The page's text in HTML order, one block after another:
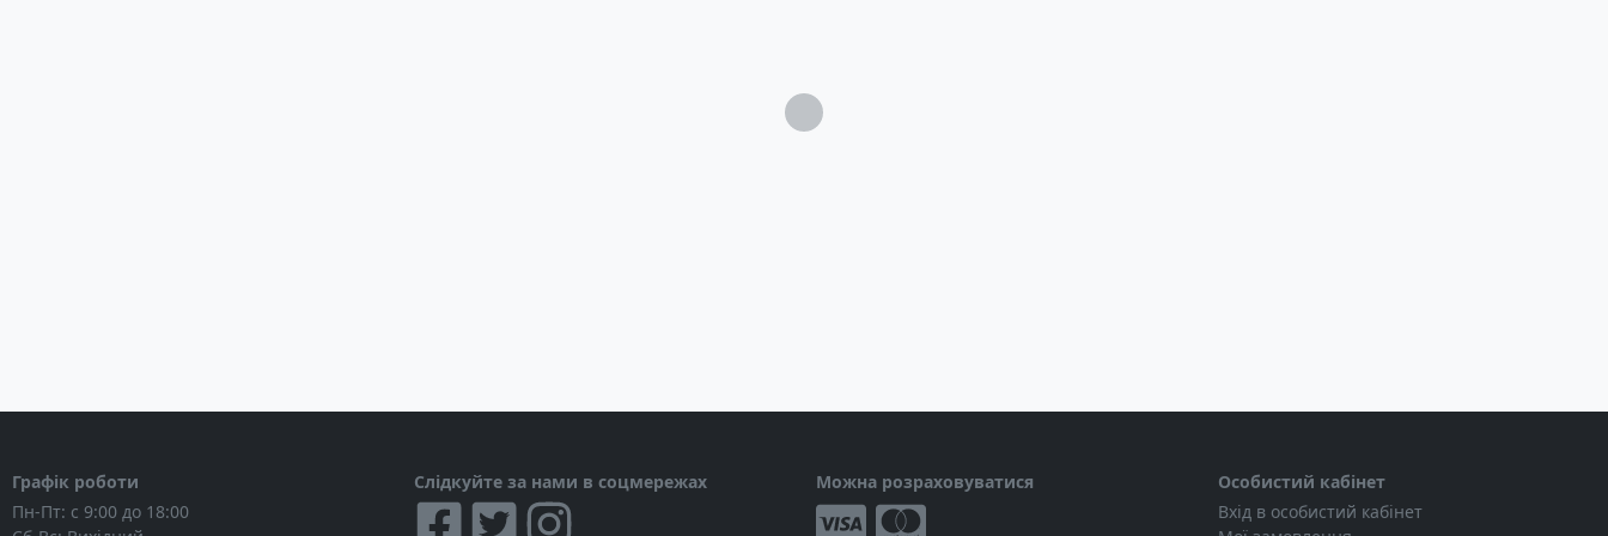
Насос, перехідник до насосу – Рем. комплект (матеріал, клей) для екстреного ремонту
Загрузка...
Графік роботи
Пн-Пт: с 9:00 до 18:00
Слідкуйте за нами в соцмережах Можна розраховуватися
Особистий кабінет
Вхід в особистий кабінет